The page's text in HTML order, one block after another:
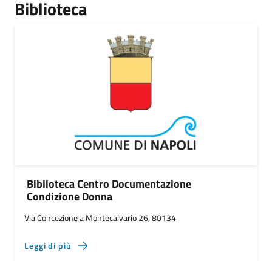
Biblioteca
Biblioteca Centro Documentazione
Condizione Donna
Via Concezione a Montecalvario 26, 80134
Leggi di più